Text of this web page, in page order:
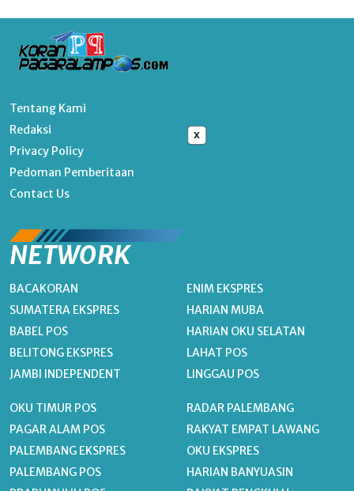
x
Tentang Kami
Redaksi
Privacy Policy
Pedoman Pemberitaan
Contact Us
NETWORK
BACAKORAN
SUMATERA EKSPRES
BABEL POS
BELITONG EKSPRES
JAMBI INDEPENDENT
ENIM EKSPRES
HARIAN MUBA
HARIAN OKU SELATAN
LAHAT POS
LINGGAU POS
OKU TIMUR POS
PAGAR ALAM POS
PALEMBANG EKSPRES
PALEMBANG POS
RADAR PALEMBANG
RAKYAT EMPAT LAWANG
OKU EKSPRES
HARIAN BANYUASIN